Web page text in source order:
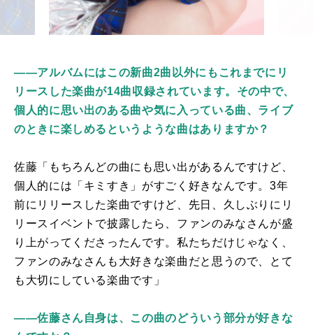
――アルバムにはこの新曲2曲以外にもこれまでにリ
リースした楽曲が14曲収録されています。その中で、
個人的に思い出のある曲や気に入っている曲、ライブ
のときに楽しめるというような曲はありますか？
佐藤「もちろんどの曲にも思い出があるんですけど、
個人的には「キミすき」がすごく好きなんです。3年
前にリリースした楽曲ですけど、先日、久しぶりにリ
リースイベントで披露したら、ファンのみなさんが盛
り上がってくださったんです。私たちだけじゃなく、
ファンのみなさんも大好きな楽曲だと思うので、とて
も大切にしている楽曲です」
――佐藤さん自身は、この曲のどういう部分が好きな